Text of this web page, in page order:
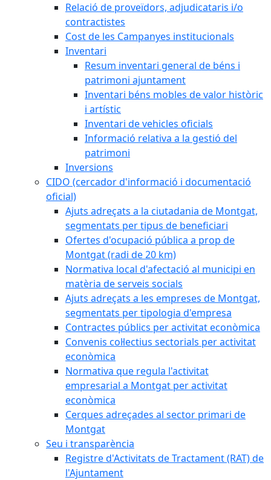
Relació de proveïdors, adjudicataris i/o
contractistes
Cost de les Campanyes institucionals
Inventari
Resum inventari general de béns i
patrimoni ajuntament
Inventari béns mobles de valor històric
i artístic
Inventari de vehicles oficials
Informació relativa a la gestió del
patrimoni
Inversions
CIDO (cercador d'informació i documentació
oficial)
Ajuts adreçats a la ciutadania de Montgat,
segmentats per tipus de beneficiari
Ofertes d'ocupació pública a prop de
Montgat (radi de 20 km)
Normativa local d'afectació al municipi en
matèria de serveis socials
Ajuts adreçats a les empreses de Montgat,
segmentats per tipologia d'empresa
Contractes públics per activitat econòmica
Convenis col·lectius sectorials per activitat
econòmica
Normativa que regula l'activitat
empresarial a Montgat per activitat
econòmica
Cerques adreçades al sector primari de
Montgat
Seu i transparència
Registre d'Activitats de Tractament (RAT) de
l'Ajuntament